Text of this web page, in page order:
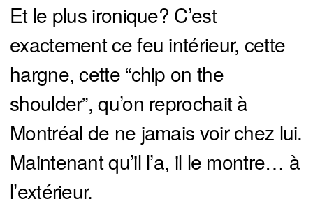
Et le plus ironique? C’est
exactement ce feu intérieur, cette
hargne, cette “chip on the
shoulder”, qu’on reprochait à
Montréal de ne jamais voir chez lui.
Maintenant qu’il l’a, il le montre… à
l’extérieur.